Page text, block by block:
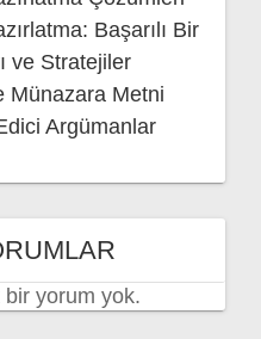
Başarılı Bir
ve Stratejiler
Münazara Metni
Argümanlar
yorum yok.